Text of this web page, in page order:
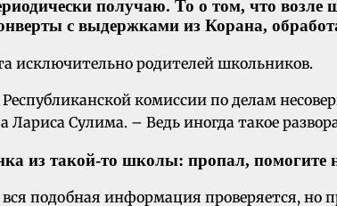
получаю. То о том, что
с выдержками из Корана,
исключительно родителей школьников.
Республиканской комиссии по делам
Сулима. – Ведь иногда такое
из такой-то школы: пропал,
подобная информация проверяется, но